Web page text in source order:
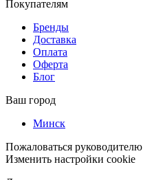
Покупателям
Бренды
Доставка
Оплата
Оферта
Блог
Ваш город
Минск
Пожаловаться руководителю
Изменить настройки cookie